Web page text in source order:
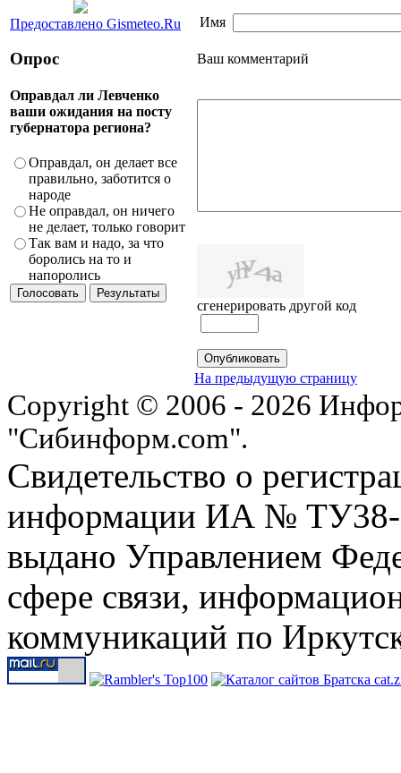
Предоставлено Gismeteo.Ru
Опрос
Оправдал ли Левченко
ваши ожидания на посту
губернатора региона?
Оправдал, он делает все
правильно, заботится о
народе
Не оправдал, он ничего
не делает, только говорит
Так вам и надо, за что
боролись на то и
напоролись
Имя
Ваш комментарий
сгенерировать другой код
На предыдущую страницу
Copyright © 2006 - 2026
"Сибинформ.com".
Свидетельство о
информации ИА № ТУ38-
выдано Управлением
сфере связи,
коммуникаций по